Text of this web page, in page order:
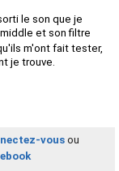
le son que je
et son filtre
m'ont fait tester,
je trouve.
vousou